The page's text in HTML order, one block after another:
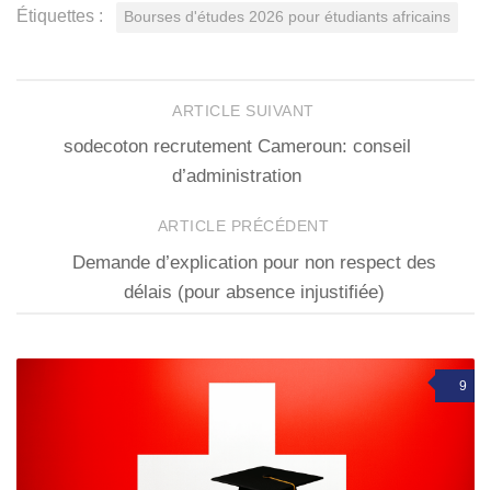
Étiquettes : Bourses d'études 2026 pour étudiants africains
ARTICLE SUIVANT
sodecoton recrutement Cameroun: conseil
d’administration
ARTICLE PRÉCÉDENT
Demande d’explication pour non respect des
délais (pour absence injustifiée)
9